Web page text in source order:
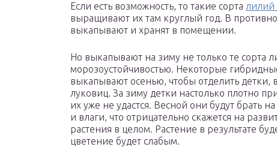
Если есть возможность, то такие сорта лилий
выращивают их там круглый год. В
выкапывают и хранят в помещении.
Но выкапывают на зиму не только те сорта
морозоустойчивостью. Некоторые
выкапывают осенью, чтобы отделить детки,
луковиц. За зиму детки настолько плотно
их уже не удастся. Весной они будут брать
и влаги, что отрицательно скажется на
растения в целом. Растение в результате
цветение будет слабым.